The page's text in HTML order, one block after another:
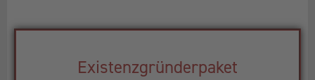
Existenzgründerpaket